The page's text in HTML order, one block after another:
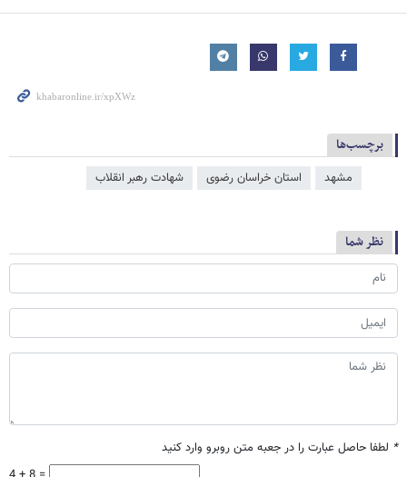
برچسب‌ها
مشهد استان خراسان رضوی شهادت رهبر انقلاب
نظر شما
* لطفا حاصل عبارت را در جعبه متن روبرو وارد کنید